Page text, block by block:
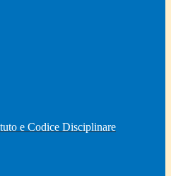
e Codice Disciplinare